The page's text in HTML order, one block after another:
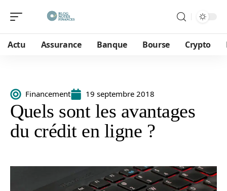
Actu Assurance Banque Bourse Crypto
Financement 19 septembre 2018
Quels sont les avantages
du crédit en ligne ?